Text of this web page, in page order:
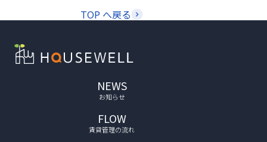
TOP へ戻る
NEWS
お知らせ
FLOW
賃貸管理の流れ